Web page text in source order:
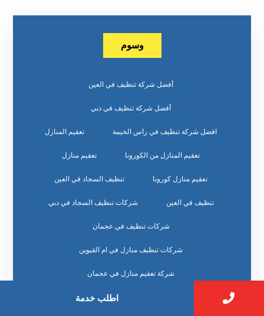
وسوم
أفضل شركة تنظيف في العين
أفضل شركة تنظيف في دبي
افضل شركة تنظيف في راس الخيمة تعقيم المنازل
تعقيم المنازل من الكورونا تعقيم منازل
تعقيم منازل كورونا تنظيف السجاد في العين
تنظيف في العين شركات تنظيف السجاد في دبي
شركات تنظيف في عجمان
شركات تنظيف منازل في ام القيوين
شركة تعقيم منازل في عجمان
شركة تنظيف السجاد في الشارقة
اطلب خدمة